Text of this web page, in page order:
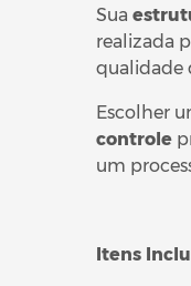
Sua
realizada
qualidade
Escolher
controle
um
Itens